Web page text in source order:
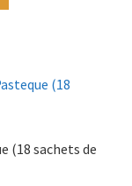
(18 sachets de